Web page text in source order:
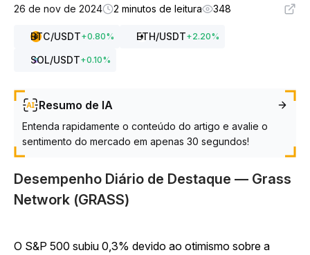
26 de nov de 2024
2 minutos de leitura 348
BTC/USDT+0.80% ETH/USDT+2.20%
SOL/USDT+0.10%
Resumo de IA
Entenda rapidamente o conteúdo do artigo e avalie o
sentimento do mercado em apenas 30 segundos!
Desempenho Diário de Destaque — Grass
Network (GRASS)
O S&P 500 subiu 0,3% devido ao otimismo sobre a